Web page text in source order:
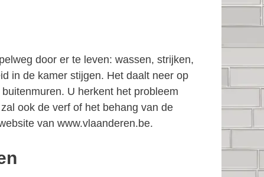
door er te leven: wassen, strijken,
in de kamer stijgen. Het daalt neer op
U herkent het probleem
ook de verf of het behang van de
van www.vlaanderen.be.